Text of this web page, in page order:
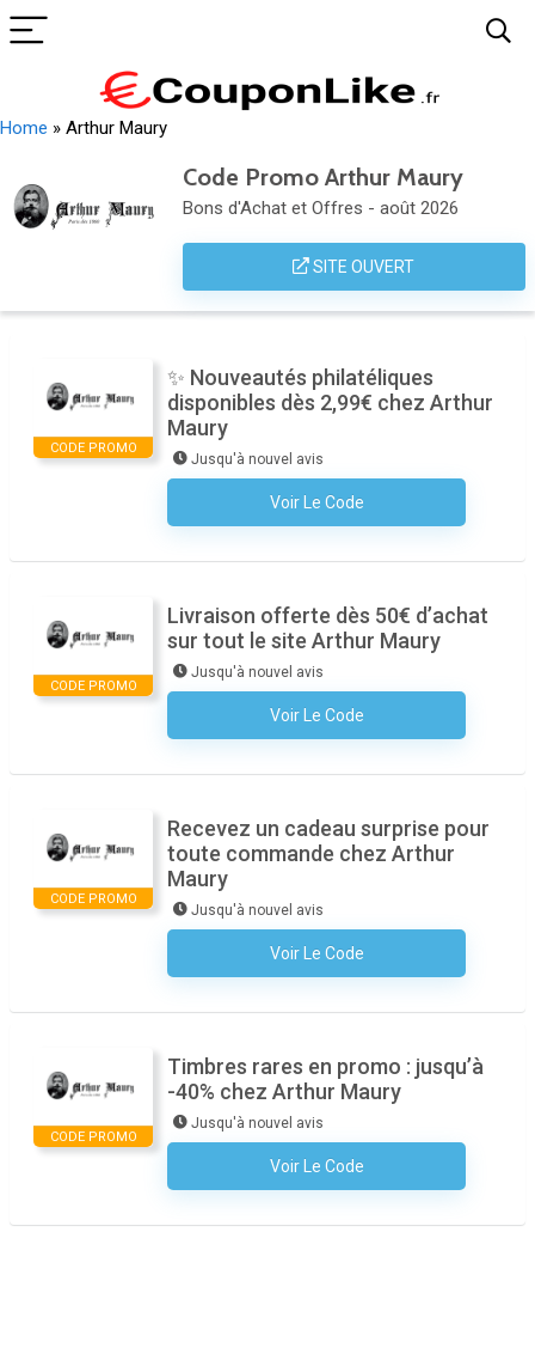
Home » Arthur Maury
Code Promo Arthur Maury
Bons d'Achat et Offres - août 2026
SITE OUVERT
CODE PROMO
✨ Nouveautés philatéliques
disponibles dès 2,99€ chez Arthur
Maury
Jusqu'à nouvel avis
Voir Le Code
Aucun Code N'est Nécessaire
CODE PROMO
Livraison offerte dès 50€ d’achat
sur tout le site Arthur Maury
Jusqu'à nouvel avis
Voir Le Code
Aucun Code N'est Nécessaire
CODE PROMO
Recevez un cadeau surprise pour
toute commande chez Arthur
Maury
Jusqu'à nouvel avis
Voir Le Code
Aucun Code N'est Nécessaire
CODE PROMO
Timbres rares en promo : jusqu’à
-40% chez Arthur Maury
Jusqu'à nouvel avis
Voir Le Code
Aucun Code N'est Nécessaire